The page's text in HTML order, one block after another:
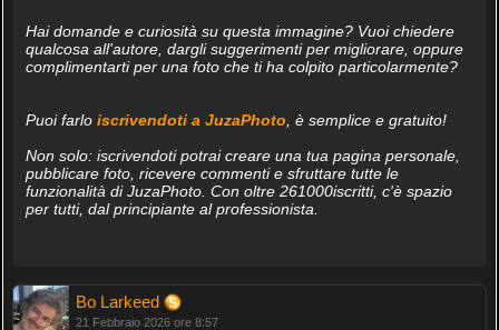
Hai domande e curiosità su questa immagine? Vuoi chiedere
qualcosa all'autore, dargli suggerimenti per migliorare, oppure
complimentarti per una foto che ti ha colpito particolarmente?
Puoi farlo iscrivendoti a JuzaPhoto , è semplice e gratuito!
Non solo: iscrivendoti potrai creare una tua pagina personale,
pubblicare foto, ricevere commenti e sfruttare tutte le
funzionalità di JuzaPhoto. Con oltre 261000iscritti, c'è spazio
per tutti, dal principiante al professionista.
Bo Larkeed
21 Febbraio 2026 ore 8:57